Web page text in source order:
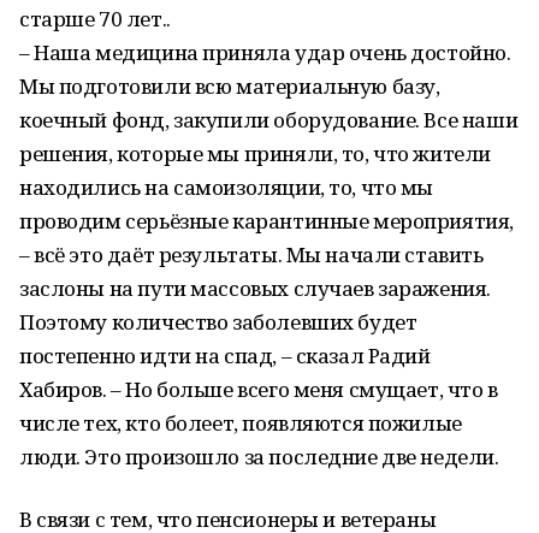
старше 70 лет..
– Наша медицина приняла удар очень достойно.
Мы подготовили всю материальную базу,
коечный фонд, закупили оборудование. Все наши
решения, которые мы приняли, то, что жители
находились на самоизоляции, то, что мы
проводим серьёзные карантинные мероприятия,
– всё это даёт результаты. Мы начали ставить
заслоны на пути массовых случаев заражения.
Поэтому количество заболевших будет
постепенно идти на спад, – сказал Радий
Хабиров. – Но больше всего меня смущает, что в
числе тех, кто болеет, появляются пожилые
люди. Это произошло за последние две недели.
В связи с тем, что пенсионеры и ветераны